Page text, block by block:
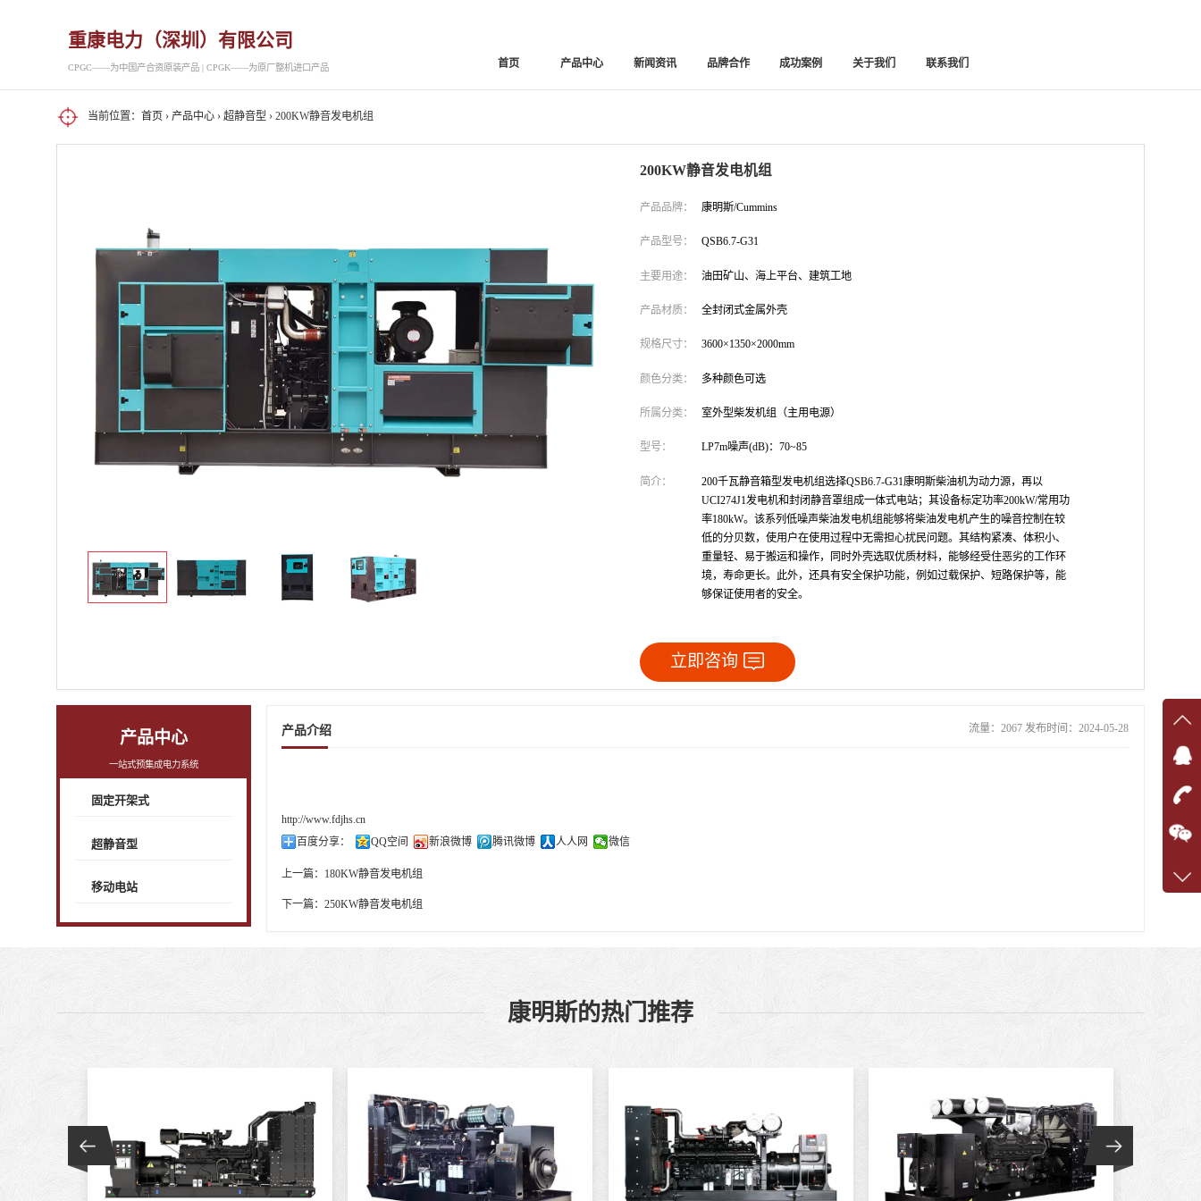
重康电力（深圳）有限公司
CPGC——为中国产合资原装产品 | CPGK——为原厂整机进口产品 首页 产品中心 新闻资讯 品牌合作 成功案例 关于我们 联系我们
当前位置： 首页 › 产品中心› 超静音型 › 200KW静音发电机组
200KW静音发电机组
产品品牌： 康明斯/Cummins
产品型号： QSB6.7-G31
主要用途： 油田矿山、海上平台、建筑工地
产品材质： 全封闭式金属外壳
规格尺寸： 3600×1350×2000mm
颜色分类： 多种颜色可选
所属分类： 室外型柴发机组（主用电源）
型号： LP7m噪声(dB)：70~85
简介：
200千瓦静音箱型发电机组选择QSB6.7-G31康明斯柴油机为动力源，再以
UCI274J1发电机和封闭静音罩组成一体式电站；其设备标定功率200kW/常用功
率180kW。该系列低噪声柴油发电机组能够将柴油发电机产生的噪音控制在较
低的分贝数，使用户在使用过程中无需担心扰民问题。其结构紧凑、体积小、
重量轻、易于搬运和操作，同时外壳选取优质材料，能够经受住恶劣的工作环
境，寿命更长。此外，还具有安全保护功能，例如过载保护、短路保护等，能
够保证使用者的安全。
立即咨询
产品中心
一站式预集成电力系统
固定开架式
超静音型
移动电站
产品介绍 流量：2067 发布时间：2024-05-28
http://www.fdjhs.cn
百度分享：
QQ空间 新浪微博 腾讯微博 人人网 微信
上一篇： 180KW静音发电机组
下一篇：250KW静音发电机组
康明斯的热门推荐
在线
在
咨询
客服